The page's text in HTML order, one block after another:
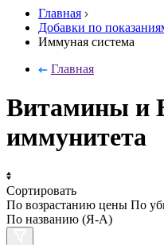
Главная
Добавки по
Иммуная система
Главная
Витамины и
иммунитета
Сортировать
По возрастанию цены По
По названию (Я-А)